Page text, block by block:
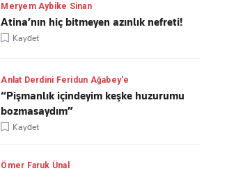
Meryem Aybike Sinan
Atina’nın hiç bitmeyen azınlık nefreti!
Kaydet
Anlat Derdini Feridun Ağabey'e
“Pişmanlık içindeyim keşke huzurumu
bozmasaydım”
Kaydet
Ömer Faruk Ünal